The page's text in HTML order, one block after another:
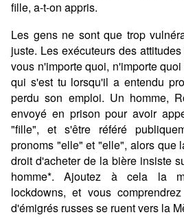
fille, a-t-on appris.
Les gens ne sont que trop
juste. Les exécuteurs des
vous n'importe quoi, n'importe
qui s'est tu lorsqu'il a entendu
perdu son emploi. Un homme,
envoyé en prison pour avoir
"fille", et s'être référé
pronoms "elle" et "elle", alors que
droit d'acheter de la bière insiste
homme*. Ajoutez à cela la
lockdowns, et vous
d'émigrés russes se ruent vers la